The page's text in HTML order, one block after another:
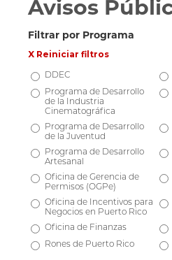
Avisos
Filtrar por Programa
X Reiniciar filtros
DDEC
Programa de Desarrollo
de la Industria
Cinematográfica
Programa de Desarrollo
de la Juventud
Programa de Desarrollo
Artesanal
Oficina de Gerencia de
Permisos (OGPe)
Oficina de Incentivos para
Negocios en Puerto Rico
Oficina de Finanzas
Rones de Puerto Rico